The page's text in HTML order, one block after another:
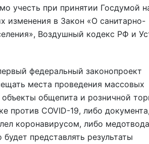
учесть при принятии Госдумой
изменения в Закон «О санитарно-
Воздушный кодекс РФ и
федеральный законопроект
места проведения массовых
общепита и розничной
против COVID-19, либо документа,
коронавирусом, либо
представлять результаты